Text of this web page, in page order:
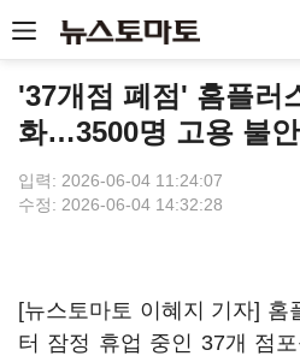
'37개점 폐점' 홈플러
화…3500명 고용 불
입력: 2026-06-04 11:24:07
수정: 2026-06-04 14:32:28
[뉴스토마토 이혜지 기자] 홈
터 잠정 휴업 중인 37개 점